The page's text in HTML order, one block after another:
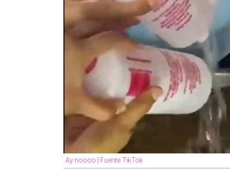
Ay noooo | Fuente TikTok